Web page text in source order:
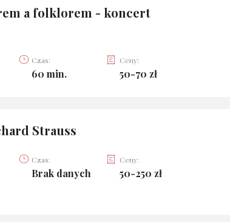
a folklorem - koncert
Czas:
60 min.
Ceny:
50-70 zł
Strauss
Czas:
Brak danych
Ceny:
50-250 zł